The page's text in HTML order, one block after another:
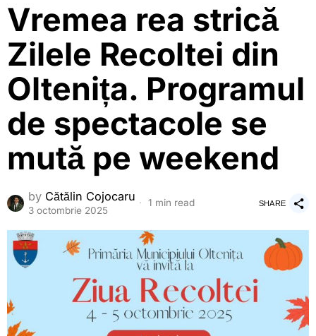
Vremea rea strică
Zilele Recoltei din
Oltenița. Programul
de spectacole se
mută pe weekend
by Cătălin Cojocaru
3 octombrie 2025
1 min read SHARE